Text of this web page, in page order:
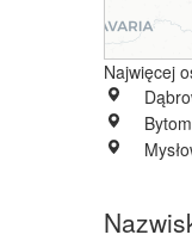
Najwięcej
Bytom